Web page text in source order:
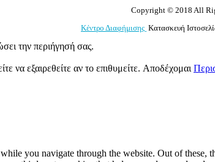
Copyright © 2018 All
Κέντρο Διαφήμισης Κατασκευή
την περιήγησή σας.
να εξαιρεθείτε αν το επιθυμείτε. Αποδέχομαι
you navigate through the website. Out of these,